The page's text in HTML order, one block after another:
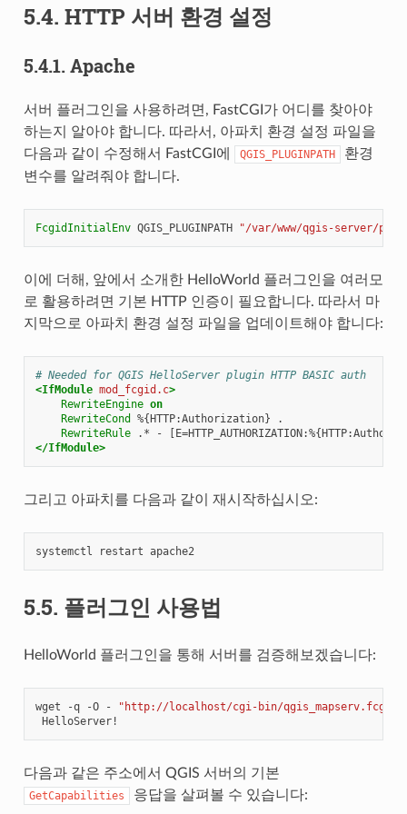
5.4. HTTP 서버 환경 설정
5.4.1. Apache
서버 플러그인을 사용하려면, FastCGI가 어디를 찾아야
하는지 알아야 합니다. 따라서, 아파치 환경 설정 파일을
다음과 같이 수정해서 FastCGI에
QGIS_PLUGINPATH
환경
변수를 알려줘야 합니다.
FcgidInitialEnv QGIS_PLUGINPATH "/var/www/qgis-server/
이에 더해, 앞에서 소개한 HelloWorld 플러그인을 여러모
로 활용하려면 기본 HTTP 인증이 필요합니다. 따라서 마
지막으로 아파치 환경 설정 파일을 업데이트해야 합니다:
# Needed for QGIS HelloServer plugin HTTP BASIC auth
<IfModule mod_fcgid.c>
RewriteEngine on
RewriteCond
%{HTTP:Authorization}
RewriteRule
.*
-
</IfModule>
그리고 아파치를 다음과 같이 재시작하십시오:
systemctl restart apache2
5.5. 플러그인 사용법
HelloWorld 플러그인을 통해 서버를 검증해보겠습니다:
wget -q -O -
"http://localhost/cgi-bin/
다음과 같은 주소에서 QGIS 서버의 기본
GetCapabilities 응답을 살펴볼 수 있습니다: